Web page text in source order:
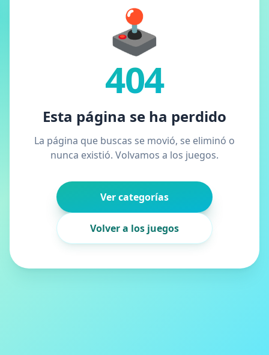
🕹️
404
Esta página se ha perdido
La página que buscas se movió, se eliminó o
nunca existió. Volvamos a los juegos.
Ver categorías
Volver a los juegos